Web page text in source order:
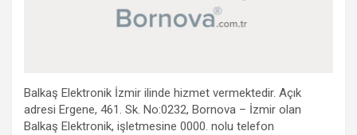
Balkaş Elektronik İzmir ilinde hizmet vermektedir. Açık
adresi Ergene, 461. Sk. No:0232, Bornova – İzmir olan
Balkaş Elektronik, işletmesine 0000. nolu telefon